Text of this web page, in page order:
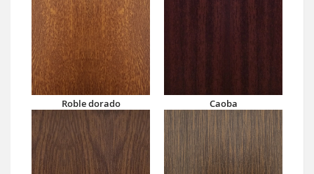
Roble dorado Caoba